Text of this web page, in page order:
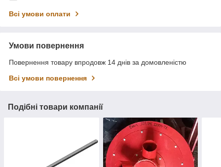
Всі умови оплати
Умови повернення
Повернення товару впродовж 14 днів за домовленістю
Всі умови повернення
Подібні товари компанії